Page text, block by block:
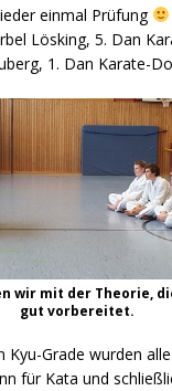
einmal Prüfung
Lösking, 5. Dan
1. Dan Karate-
wir mit der Theorie,
gut vorbereitet.
Kyu-Grade wurden
für Kata und